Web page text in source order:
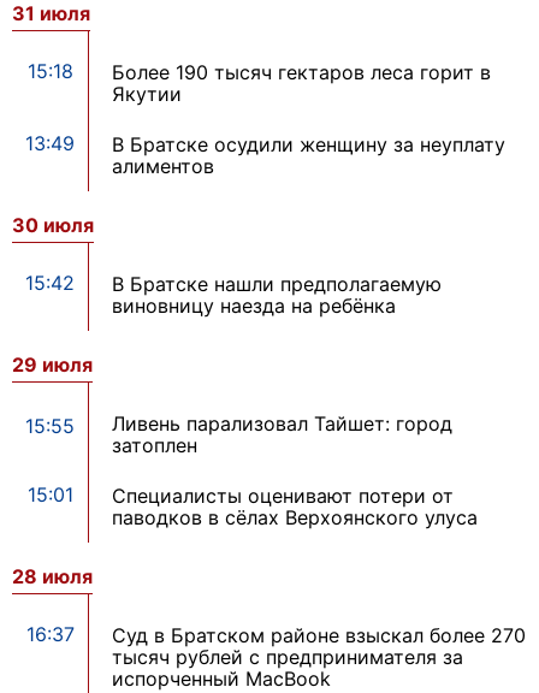
31 июля
15:18
Более 190 тысяч гектаров леса горит в
Якутии
13:49
В Братске осудили женщину за неуплату
алиментов
30 июля
15:42
В Братске нашли предполагаемую
виновницу наезда на ребёнка
29 июля
15:55
Ливень парализовал Тайшет: город
затоплен
15:01
Специалисты оценивают потери от
паводков в сёлах Верхоянского улуса
28 июля
16:37
Суд в Братском районе взыскал более 270
тысяч рублей с предпринимателя за
испорченный MacBook